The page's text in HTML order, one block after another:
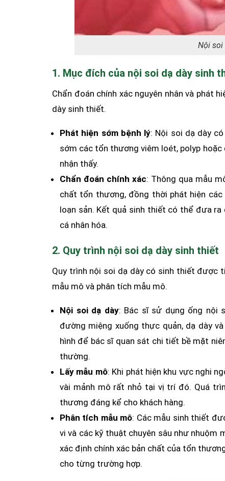
Nội soi
1. Mục đích của nội soi dạ dày sinh
Chẩn đoán chính xác nguyên nhân và phát
dày sinh thiết.
Phát hiện sớm bệnh lý: Nội soi dạ dày
sớm các tổn thương viêm loét, polyp
nhận thấy.
Chẩn đoán chính xác: Thông qua mẫu
chất tổn thương, đồng thời phát hiện các
loạn sản. Kết quả sinh thiết có thể đưa ra
cá nhân hóa.
2. Quy trình nội soi dạ dày sinh thiết
Quy trình nội soi dạ dày có sinh thiết được
mẫu mô và phân tích mẫu mô.
Nội soi dạ dày: Bác sĩ sử dụng ống nội
đường miệng xuống thực quản, dạ dày
hình để bác sĩ quan sát chi tiết bề mặt
thường.
Lấy mẫu mô: Khi phát hiện khu vực nghi
vài mảnh mô rất nhỏ tại vị trí đó. Quá
thương đáng kể cho khách hàng.
Phân tích mẫu mô: Các mẫu sinh thiết
vi và các kỹ thuật chuyên sâu như nhuộm
xác định chính xác bản chất của tổn
cho từng trường hợp.